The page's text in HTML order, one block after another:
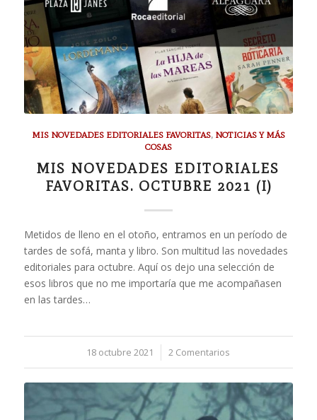
MIS NOVEDADES EDITORIALES FAVORITAS, NOTICIAS Y MÁS
COSAS
MIS NOVEDADES EDITORIALES
FAVORITAS. OCTUBRE 2021 (I)
Metidos de lleno en el otoño, entramos en un período de
tardes de sofá, manta y libro. Son multitud las novedades
editoriales para octubre. Aquí os dejo una selección de
esos libros que no me importaría que me acompañasen
en las tardes…
18 octubre 2021
/ 2 Comentarios